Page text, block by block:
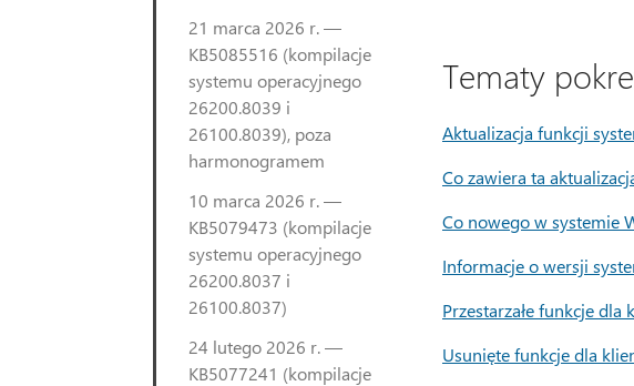
21 marca 2026 r. —
KB5085516 (kompilacje
systemu operacyjnego
26200.8039 i
26100.8039), poza
harmonogramem
10 marca 2026 r. —
KB5079473 (kompilacje
systemu operacyjnego
26200.8037 i
26100.8037)
24 lutego 2026 r. —
KB5077241 (kompilacje
Tematy
Aktualizacja funkcji
Co zawiera ta
Co nowego w systemie
Informacje o wersji
Przestarzałe funkcje
Usunięte funkcje dla